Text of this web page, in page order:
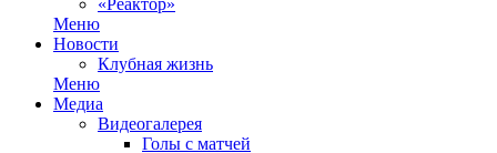
«Реактор»
Меню
Новости
Клубная жизнь
Меню
Медиа
Видеогалерея
Голы с матчей